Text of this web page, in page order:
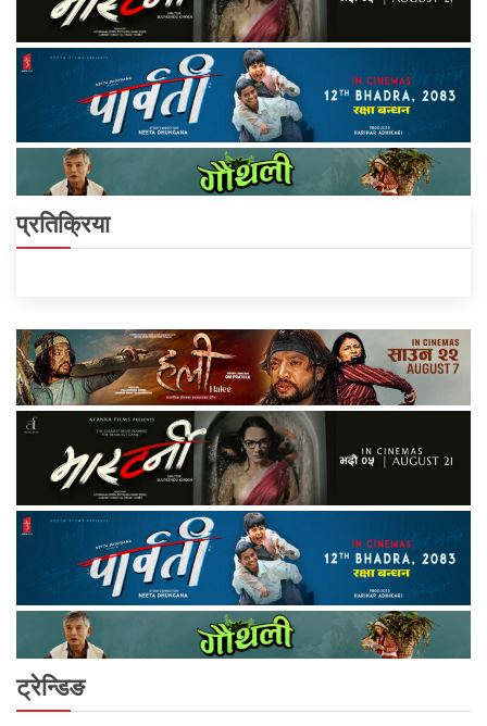
प्रतिक्रिया
ट्रेन्डिङ